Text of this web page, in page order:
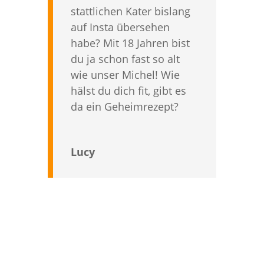
stattlichen Kater bislang
auf Insta übersehen
habe? Mit 18 Jahren bist
du ja schon fast so alt
wie unser Michel! Wie
hälst du dich fit, gibt es
da ein Geheimrezept?
Lucy